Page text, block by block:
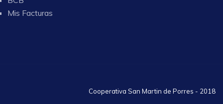
Mis Facturas
Cooperativa San Martin de Porres - 2018